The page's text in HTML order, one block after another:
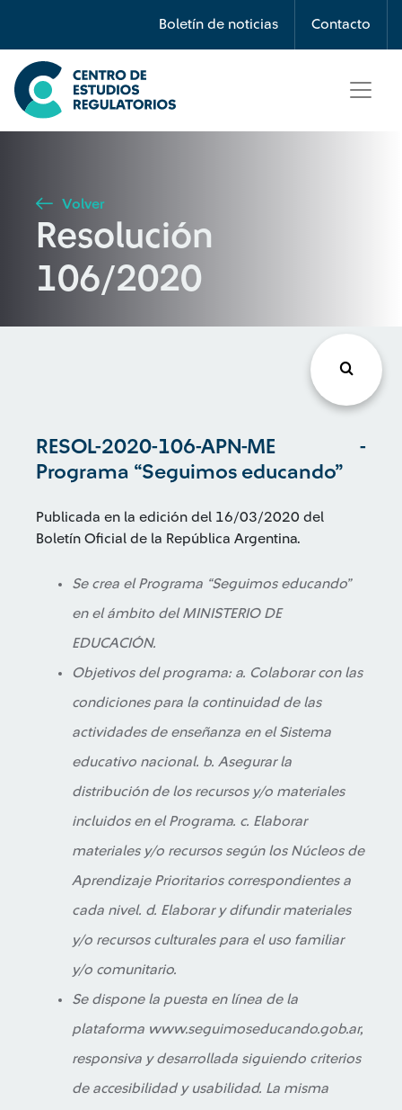
Boletín de noticias Contacto
Búsqueda
Seleccione país
Buscar
Volver
Resolución
106/2020
RESOL-2020-106-APN-ME -
Programa “Seguimos educando”
Publicada en la edición del 16/03/2020 del
Boletín Oficial de la República Argentina.
Se crea el Programa “Seguimos educando”
en el ámbito del MINISTERIO DE
EDUCACIÓN.
Objetivos del programa: a. Colaborar con las
condiciones para la continuidad de las
actividades de enseñanza en el Sistema
educativo nacional. b. Asegurar la
distribución de los recursos y/o materiales
incluidos en el Programa. c. Elaborar
materiales y/o recursos según los Núcleos de
Aprendizaje Prioritarios correspondientes a
cada nivel. d. Elaborar y difundir materiales
y/o recursos culturales para el uso familiar
y/o comunitario.
Se dispone la puesta en línea de la
plataforma www.seguimoseducando.gob.ar,
responsiva y desarrollada siguiendo criterios
de accesibilidad y usabilidad. La misma